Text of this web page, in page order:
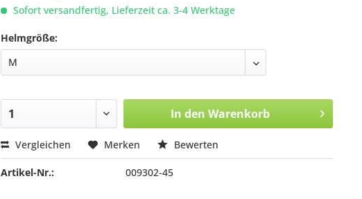
Sofort versandfertig, Lieferzeit ca. 3-4 Werktage
Helmgröße:
In den Warenkorb
Vergleichen Merken Bewerten
Artikel-Nr.: 009302-45